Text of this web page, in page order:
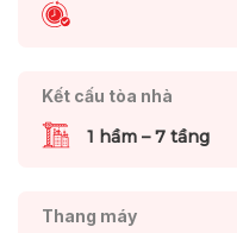
Kết cấu tòa nhà
1 hầm – 7 tầng
Thang máy